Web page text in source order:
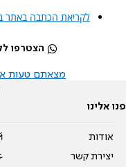
לקריאת הכתבה באתר
הצטרפו
מצאתם טעות
פנו אלינו
אודות
יצירת קשר